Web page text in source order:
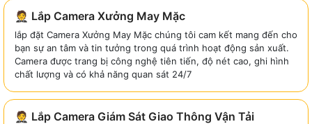
🤵 Lắp Camera Xưởng May Mặc
lắp đặt Camera Xưởng May Mặc chúng tôi cam kết mang đến cho
bạn sự an tâm và tin tưởng trong quá trình hoạt động sản xuất.
Camera được trang bị công nghệ tiên tiến, độ nét cao, ghi hình
chất lượng và có khả năng quan sát 24/7
🤵 Lắp Camera Giám Sát Giao Thông Vận Tải